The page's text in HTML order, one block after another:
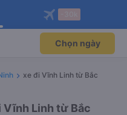
độc
Mở app
máy bay qua
Mở app
Chọn ngày
xe đi Vĩnh Linh từ Bắc
Vĩnh Linh từ Bắc